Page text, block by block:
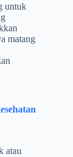
untuk
matang
atau